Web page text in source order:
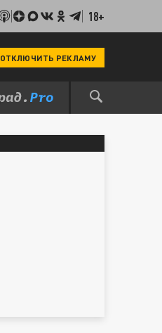
18+
ОТКЛЮЧИТЬ РЕКЛАМУ